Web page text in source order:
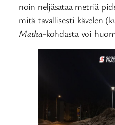
noin neljäsataa metriä
mitä tavallisesti kävelen
Matka-kohdasta voi